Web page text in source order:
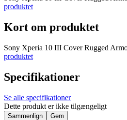
produktet
Kort om produktet
Sony Xperia 10 III Cover Rugged
produktet
Specifikationer
Se alle specifikationer
Dette produkt er ikke tilgængeligt
Sammenlign Gem